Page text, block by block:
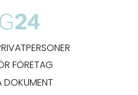
FÖRETAG
DOKUMENT